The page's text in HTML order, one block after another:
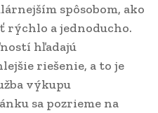
spôsobom, ako
rýchlo a jednoducho.
hľadajú
riešenie, a to je
výkupu
sa pozrieme na